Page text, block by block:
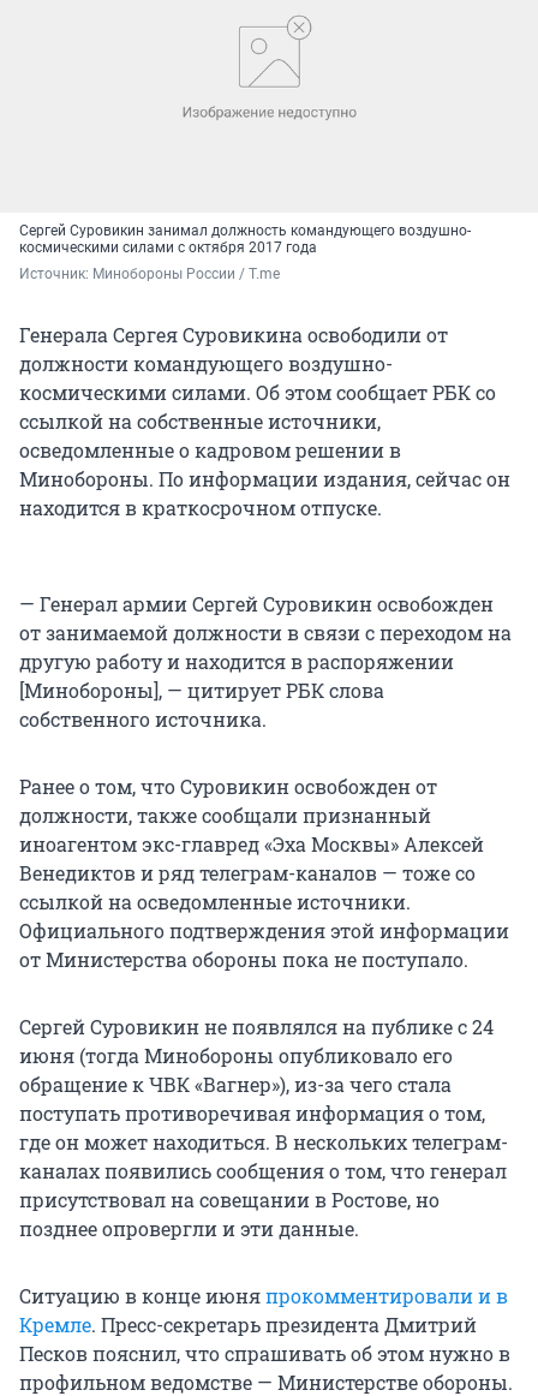
Сергей Суровикин занимал должность командующего воздушно-
космическими силами с октября 2017 года
Источник: Минобороны России / Т.me
Генерала Сергея Суровикина освободили от
должности командующего воздушно-
космическими силами. Об этом сообщает РБК со
ссылкой на собственные источники,
осведомленные о кадровом решении в
Минобороны. По информации издания, сейчас он
находится в краткосрочном отпуске.
— Генерал армии Сергей Суровикин освобожден
от занимаемой должности в связи с переходом на
другую работу и находится в распоряжении
[Минобороны], — цитирует РБК слова
собственного источника.
Ранее о том, что Суровикин освобожден от
должности, также сообщали признанный
иноагентом экс-главред «Эха Москвы» Алексей
Венедиктов и ряд телеграм-каналов — тоже со
ссылкой на осведомленные источники.
Официального подтверждения этой информации
от Министерства обороны пока не поступало.
Сергей Суровикин не появлялся на публике с 24
июня (тогда Минобороны опубликовало его
обращение к ЧВК «Вагнер»), из-за чего стала
поступать противоречивая информация о том,
где он может находиться. В нескольких телеграм-
каналах появились сообщения о том, что генерал
присутствовал на совещании в Ростове, но
позднее опровергли и эти данные.
Ситуацию в конце июняпрокомментировали и в
Кремле. Пресс-секретарь президента Дмитрий
Песков пояснил, что спрашивать об этом нужно в
профильном ведомстве — Министерстве обороны.